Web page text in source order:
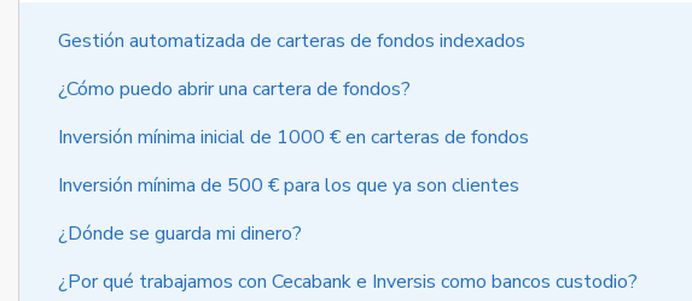
Gestión automatizada de carteras de fondos indexados
¿Cómo puedo abrir una cartera de fondos?
Inversión mínima inicial de 1000 € en carteras de fondos
Inversión mínima de 500 € para los que ya son clientes
¿Dónde se guarda mi dinero?
¿Por qué trabajamos con Cecabank e Inversis como bancos custodio?